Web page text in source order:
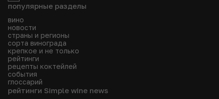
популярные разделы
вино
новости
страны и регионы
сорта винограда
крепкое и не только
рейтинги
рецепты коктейлей
события
глоссарий
рейтинги Simple wine news